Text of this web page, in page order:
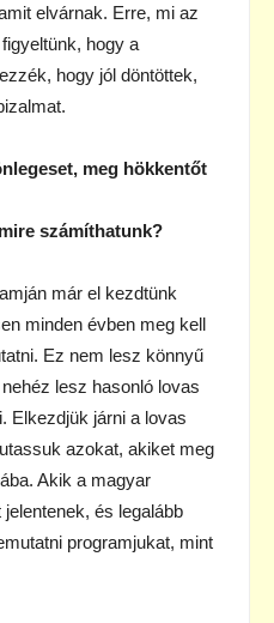
elvárnak. Erre, mi az
hogy a
hogy jól döntöttek,
meg hökkentőt
számíthatunk?
már el kezdtünk
minden évben meg kell
Ez nem lesz könnyű
lesz hasonló lovas
Elkezdjük járni a lovas
azokat, akiket meg
Akik a magyar
és legalább
programjukat, mint